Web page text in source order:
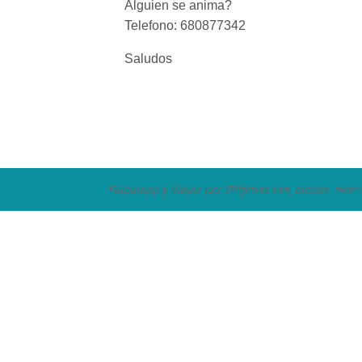
Alguien se anima?
Telefono: 680877342
Saludos
Filipinapp y Viajar por Filipinas son, ambas,